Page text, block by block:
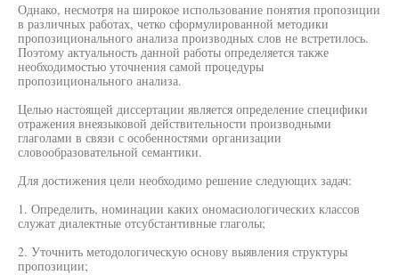
Однако, несмотря на широкое использование понятия пропозиции
в различных работах, четко сформулированной методики
пропозиционального анализа производных слов не встретилось.
Поэтому актуальность данной работы определяется также
необходимостью уточнения самой процедуры
пропозиционального анализа.
Целью настоящей диссертации является определение специфики
отражения внеязыковой действительности производными
глаголами в связи с особенностями организации
словообразовательной семантики.
Для достижения цели необходимо решение следующих задач:
1. Определить, номинации каких ономасиологических классов
служат диалектные отсубстантивные глаголы;
2. Уточнить методологическую основу выявления структуры
пропозиции;